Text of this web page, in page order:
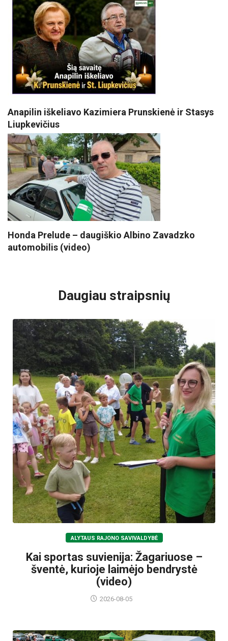
Anapilin iškeliavo Kazimiera Prunskienė ir Stasys
Liupkevičius
Honda Prelude – daugiškio Albino Zavadzko
automobilis (video)
Daugiau straipsnių
ALYTAUS RAJONO SAVIVALDYBĖ
Kai sportas suvienija: Žagariuose –
šventė, kurioje laimėjo bendrystė
(video)
2026-08-05